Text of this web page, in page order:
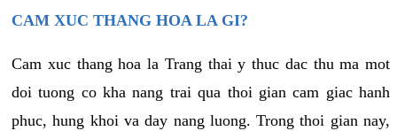
CAM XUC THANG HOA LA GI?
Cam xuc thang hoa la Trang thai y thuc dac thu ma mot
doi tuong co kha nang trai qua thoi gian cam giac hanh
phuc, hung khoi va day nang luong. Trong thoi gian nay,